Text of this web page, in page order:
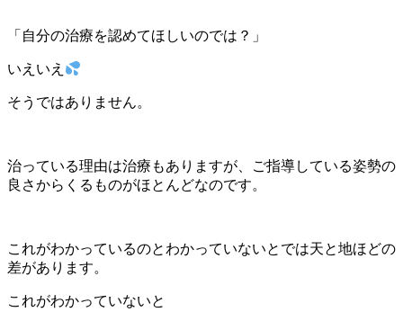
「自分の治療を認めてほしいのでは？」
いえいえ
そうではありません。
治っている理由は治療もありますが、ご指導している姿勢の
良さからくるものがほとんどなのです。
これがわかっているのとわかっていないとでは天と地ほどの
差があります。
これがわかっていないと